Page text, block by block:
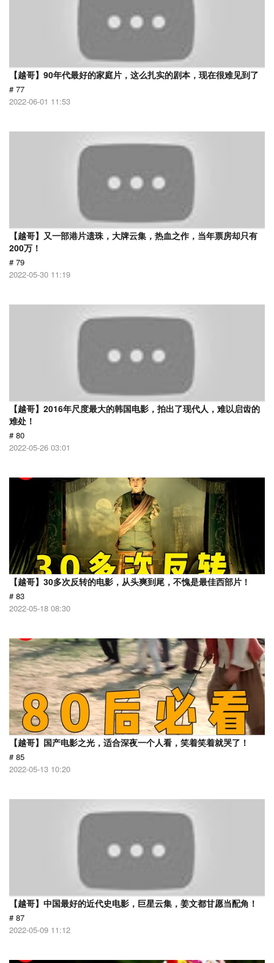
【越哥】90年代最好的家庭片，这么扎实的剧本，现在很难见到了
# 77
2022-06-01 11:53
【越哥】又一部港片遗珠，大牌云集，热血之作，当年票房却只有
200万！
# 79
2022-05-30 11:19
【越哥】2016年尺度最大的韩国电影，拍出了现代人，难以启齿的
难处！
# 80
2022-05-26 03:01
【越哥】30多次反转的电影，从头爽到尾，不愧是最佳西部片！
# 83
2022-05-18 08:30
【越哥】国产电影之光，适合深夜一个人看，笑着笑着就哭了！
# 85
2022-05-13 10:20
【越哥】中国最好的近代史电影，巨星云集，姜文都甘愿当配角！
# 87
2022-05-09 11:12